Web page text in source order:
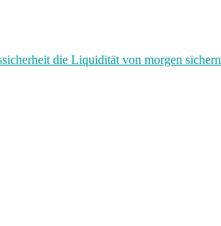
die Liquidität von morgen sichern